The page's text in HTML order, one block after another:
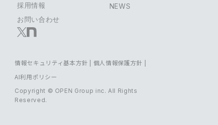
採用情報
NEWS
お問い合わせ
Copyright © OPEN Group inc. All Rights
Reserved.
情報セキュリティ基本方針 | 個人情報保護方針 |
AI利用ポリシー